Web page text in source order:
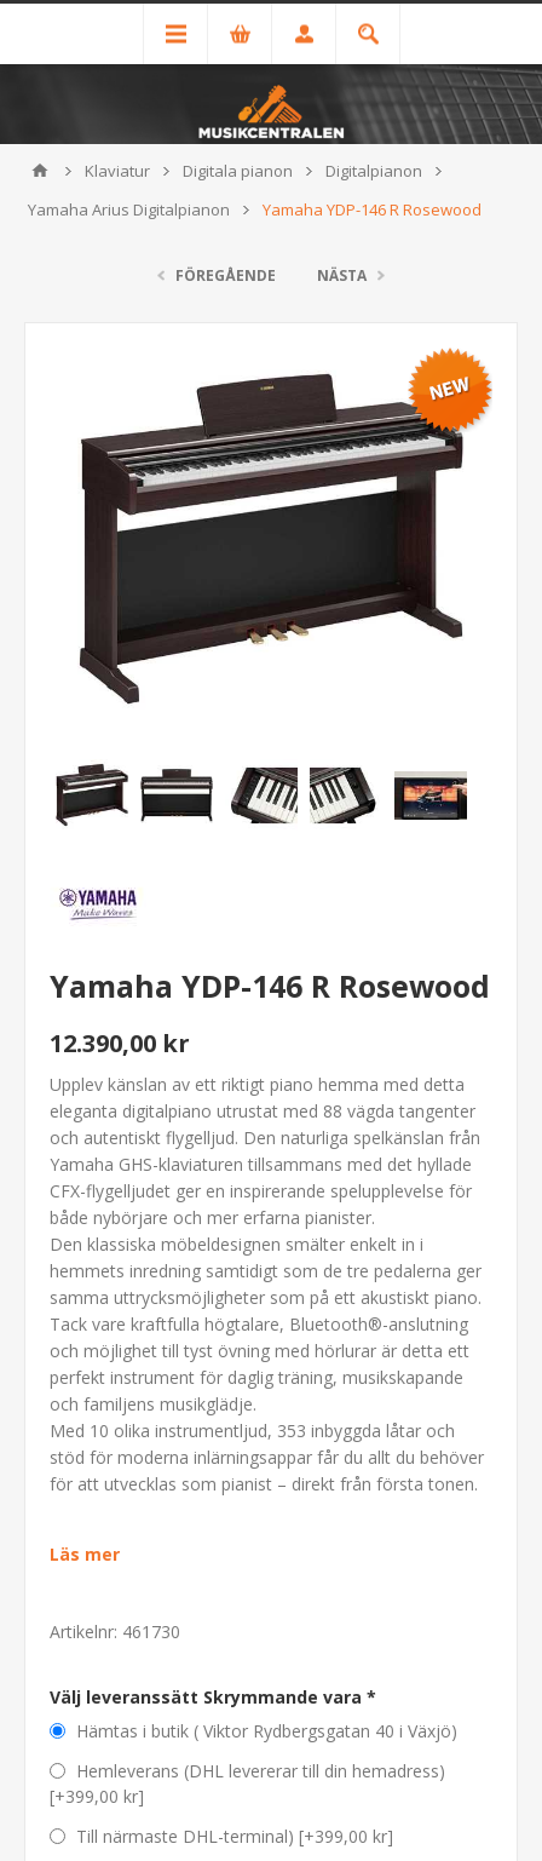
Klaviatur Digitala pianon
Digitalpianon
Yamaha Arius Digitalpianon
Yamaha YDP-146 R Rosewood
FÖREGÅENDE NÄSTA
Yamaha YDP-146 R Rosewood
12.390,00 kr
Upplev känslan av ett riktigt piano hemma med detta
eleganta digitalpiano utrustat med 88 vägda tangenter
och autentiskt flygelljud. Den naturliga spelkänslan från
Yamaha GHS-klaviaturen tillsammans med det hyllade
CFX-flygelljudet ger en inspirerande spelupplevelse för
både nybörjare och mer erfarna pianister.
Den klassiska möbeldesignen smälter enkelt in i
hemmets inredning samtidigt som de tre pedalerna ger
samma uttrycksmöjligheter som på ett akustiskt piano.
Tack vare kraftfulla högtalare, Bluetooth®-anslutning
och möjlighet till tyst övning med hörlurar är detta ett
perfekt instrument för daglig träning, musikskapande
och familjens musikglädje.
Med 10 olika instrumentljud, 353 inbyggda låtar och
stöd för moderna inlärningsappar får du allt du behöver
för att utvecklas som pianist – direkt från första tonen.
Läs mer
Artikelnr: 461730
Välj leveranssätt Skrymmande vara *
Hämtas i butik ( Viktor Rydbergsgatan 40 i Växjö)
Hemleverans (DHL levererar till din hemadress)
[+399,00 kr]
Till närmaste DHL-terminal) [+399,00 kr]